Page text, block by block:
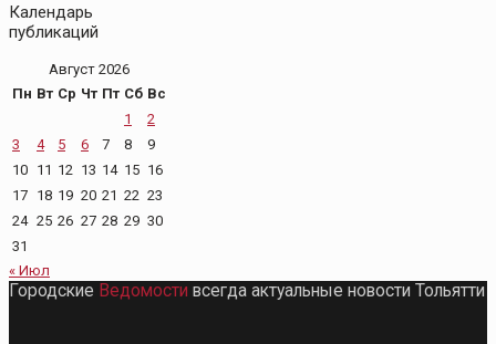
Календарь
публикаций
Август 2026
Пн Вт Ср Чт Пт Сб Вс
1
2
3
4 5 6 7 8
9
10 11 12 13 14 15 16
17 18 19 20 21 22 23
24 25 26 27 28 29 30
31
« Июл
Городские Ведомости всегда актуальные новости Тольятти